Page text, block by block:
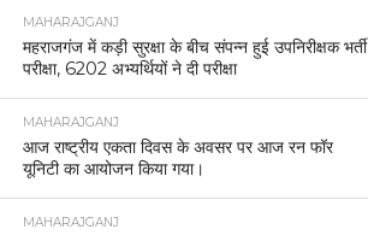
MAHARAJGANJ
महराजगंज में कड़ी सुरक्षा के बीच संपन्न हुई उपनिरीक्षक भर्ती
परीक्षा, 6202 अभ्यर्थियों ने दी परीक्षा
MAHARAJGANJ
आज राष्ट्रीय एकता दिवस के अवसर पर आज रन फॉर
यूनिटी का आयोजन किया गया।
MAHARAJGANJ